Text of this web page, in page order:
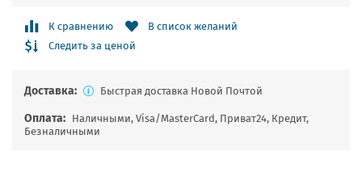
К сравнению
В список желаний
Следить за ценой
Доставка: Быстрая доставка Новой Почтой
Оплата: Наличными, Visa/MasterCard, Приват24, Кредит,
Безналичными